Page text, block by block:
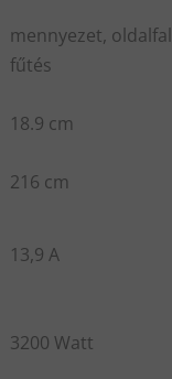
mennyezet, oldalfal
fűtés
18.9 cm
216 cm
13,9 A
3200 Watt